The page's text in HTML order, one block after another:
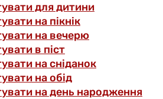
для дитини
на пікнік
на вечерю
в піст
на сніданок
на обід
на день народження